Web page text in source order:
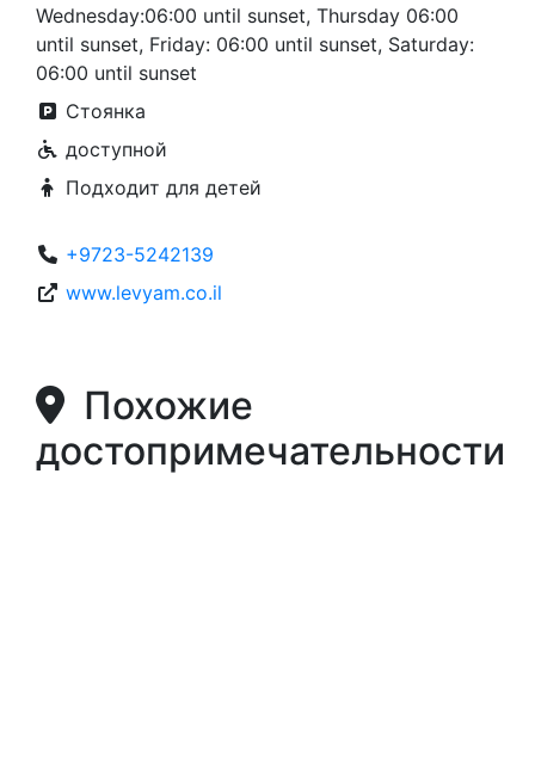
Wednesday:06:00 until sunset, Thursday 06:00
until sunset, Friday: 06:00 until sunset, Saturday:
06:00 until sunset
Стоянка
доступной
Подходит для детей
+9723-5242139
www.levyam.co.il
Похожие
достопримечательности